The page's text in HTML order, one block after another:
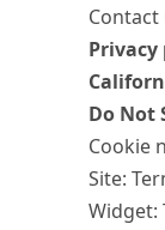
Contact
Privacy
Do Not
Cookie
Site:
Widget: